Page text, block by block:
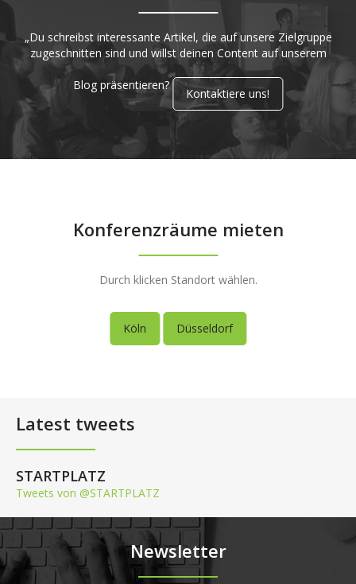
„Du schreibst interessante Artikel, die auf unsere Zielgruppe
zugeschnitten sind und willst deinen Content auf unserem
Blog präsentieren?
Kontaktiere uns!
Konferenzräume mieten
Durch klicken Standort wählen.
Köln Düsseldorf
Latest tweets
STARTPLATZ
Tweets von @STARTPLATZ
Newsletter